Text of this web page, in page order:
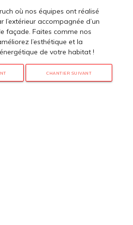
où nos équipes ont réalisé
l’extérieur accompagnée d’un
façade. Faites comme nos
l’esthétique et la
de votre habitat !
CHANTIER SUIVANT